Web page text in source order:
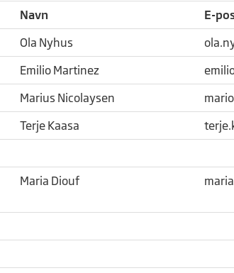
Navn E-
Ola Nyhus
Emilio Martinez
Marius Nicolaysen
Terje Kaasa
Maria Diouf